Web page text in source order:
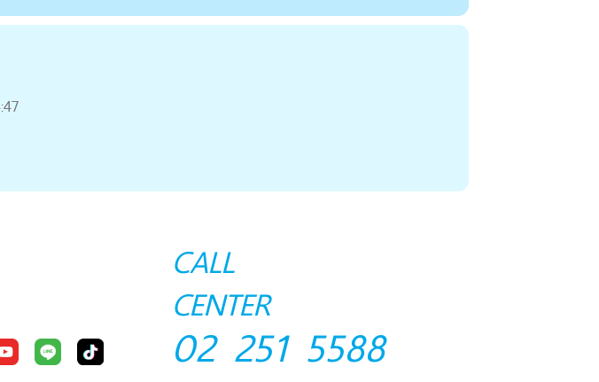
CALL
CENTER
02 251 5588